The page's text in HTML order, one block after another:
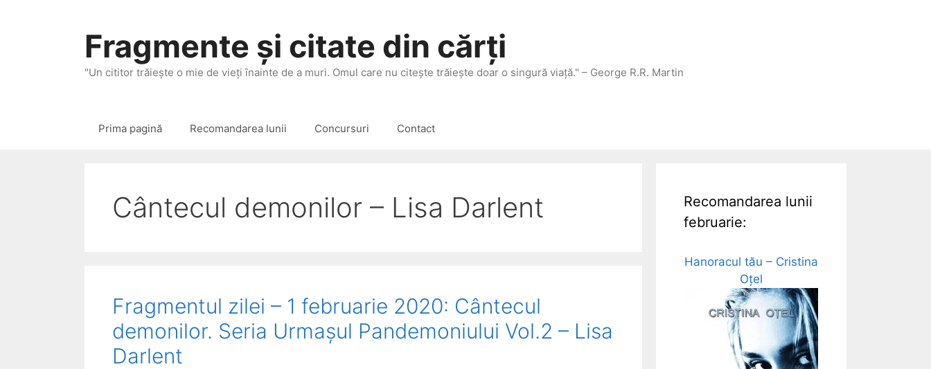
Fragmente și citate din cărți
"Un cititor trăieşte o mie de vieţi înainte de a muri. Omul care nu citeşte trăieşte doar o singură viaţă." – George R.R. Martin
Prima pagină Recomandarea lunii Concursuri Contact
Cântecul demonilor – Lisa Darlent
Fragmentul zilei – 1 februarie 2020: Cântecul
demonilor. Seria Urmașul Pandemoniului Vol.2 – Lisa
Darlent
Recomandarea lunii
februarie:
Hanoracul tău – Cristina
Oțel